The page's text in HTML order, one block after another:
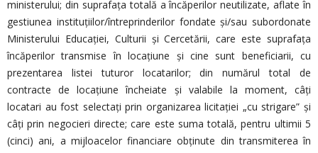
ministerului; din suprafața totală a încăperilor neutilizate, aflate în
gestiunea instituțiilor/întreprinderilor fondate și/sau subordonate
Ministerului Educației, Culturii și Cercetării, care este suprafața
încăperilor transmise în locațiune și cine sunt beneficiarii, cu
prezentarea listei tuturor locatarilor; din numărul total de
contracte de locațiune încheiate și valabile la moment, câți
locatari au fost selectați prin organizarea licitației „cu strigare” și
câți prin negocieri directe; care este suma totală, pentru ultimii 5
(cinci) ani, a mijloacelor financiare obținute din transmiterea în